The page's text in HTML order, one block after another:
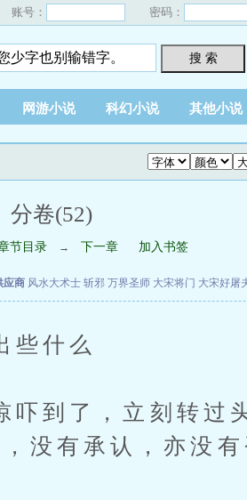
账号： 密码：
搜 索
网游小说 科幻小说 其他小说
分卷(52)
节目录 → 下一章 加入书签
应商 风水大术士 斩邪 万界圣师 大宋将门 大宋好屠
什么
到了，立刻转过
没有承认，亦没有